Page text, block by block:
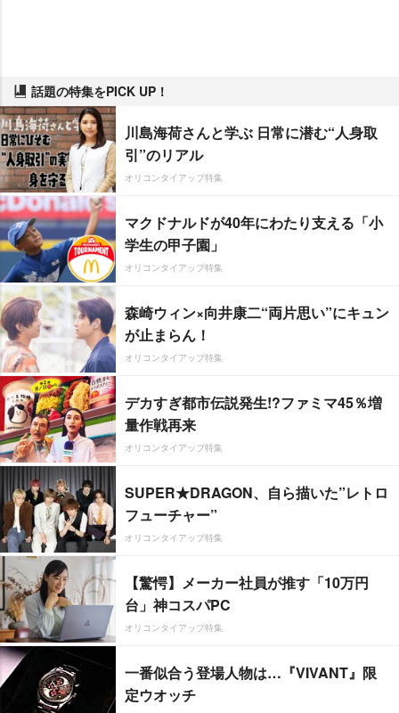
話題の特集をPICK UP！
川島海荷さんと学ぶ 日常に潜む“人身取
引”のリアル
オリコンタイアップ特集
マクドナルドが40年にわたり支える「小
学生の甲子園」
オリコンタイアップ特集
森崎ウィン×向井康二“両片思い”にキュン
が止まらん！
オリコンタイアップ特集
デカすぎ都市伝説発生!?ファミマ45％増
量作戦再来
オリコンタイアップ特集
SUPER★DRAGON、自ら描いた”レトロ
フューチャー”
オリコンタイアップ特集
【驚愕】メーカー社員が推す「10万円
台」神コスパPC
オリコンタイアップ特集
一番似合う登場人物は…『VIVANT』限
定ウオッチ